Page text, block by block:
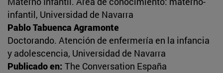
infantil, Universidad de Navarra
Pablo Tabuenca Agramonte
Doctorando. Atención de enfermería en la infancia
y adolescencia, Universidad de Navarra
Publicado en: The Conversation España